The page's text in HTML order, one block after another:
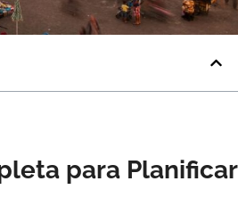
para Planificar